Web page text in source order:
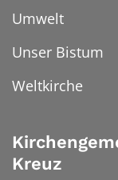
Umwelt
Unser Bistum
Weltkirche
Kreuz